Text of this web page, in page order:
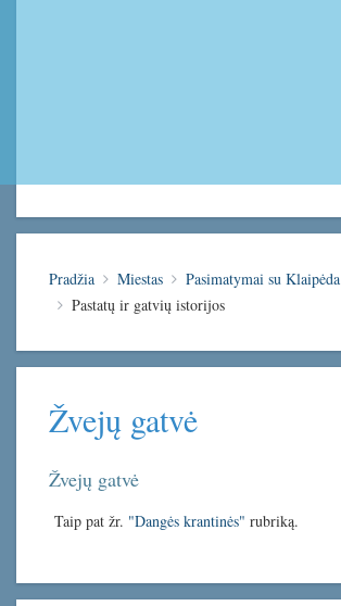
Pradžia Miestas
Pasimatymai su Klaipėda
Pastatų ir gatvių istorijos
Žvejų gatvė
Žvejų gatvė
Taip pat žr. "Dangės krantinės" rubriką.